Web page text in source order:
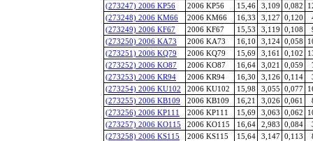
(273247) 2006 KP56
2006 KP56 15,46 3,109 0,082
(273248) 2006 KM66
2006 KM66 16,33 3,127 0,120
(273249) 2006 KF67
2006 KF67 15,53 3,119 0,108
(273250) 2006 KA73
2006 KA73 16,10 3,124 0,058
(273251) 2006 KQ79
2006 KQ79 15,69 3,161 0,102
(273252) 2006 KO87
2006 KO87 16,64 3,021 0,059
(273253) 2006 KR94
2006 KR94 16,30 3,126 0,114
(273254) 2006 KU102
2006 KU102 15,98 3,055 0,077
(273255) 2006 KB109
2006 KB109 16,21 3,026 0,061
(273256) 2006 KP111
2006 KP111 15,69 3,063 0,062
(273257) 2006 KO115
2006 KO115 16,64 2,983 0,084
(273258) 2006 KS115
2006 KS115 15,64 3,147 0,113